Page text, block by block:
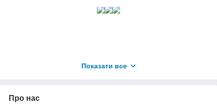
Показати все
Про нас